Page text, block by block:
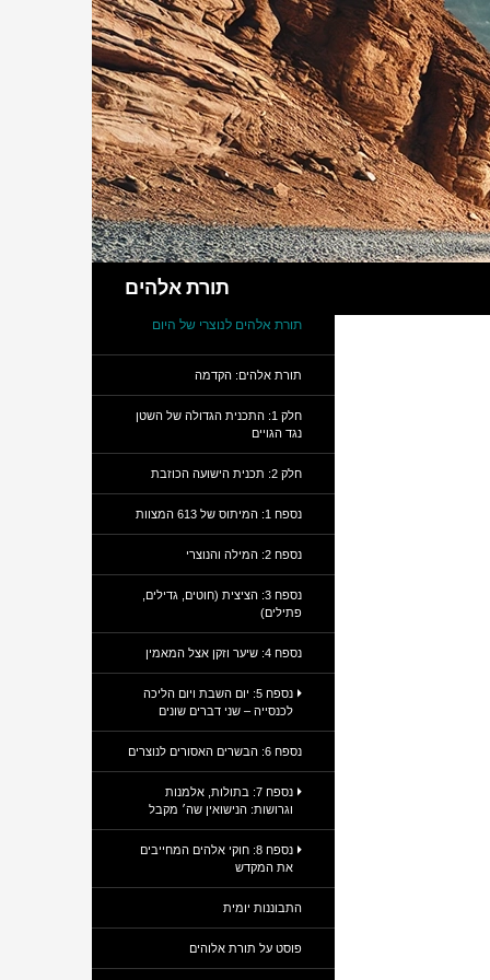
תורת אלהים
תורת אלהים לנוצרי של היום
תורת אלהים: הקדמה
חלק 1: התכנית הגדולה של השטן
נגד הגויים
חלק 2: תכנית הישועה הכוזבת
נספח 1: המיתוס של 613 המצוות
נספח 2: המילה והנוצרי
נספח 3: הציצית (חוטים, גדילים,
פתילים)
נספח 4: שיער וזקן אצל המאמין
נספח 5: יום השבת ויום הליכה
לכנסייה – שני דברים שונים
נספח 6: הבשרים האסורים לנוצרים
נספח 7: בתולות, אלמנות
וגרושות: הנישואין שה׳ מקבל
נספח 8: חוקי אלהים המחייבים
את המקדש
התבוננות יומית
פוסט על תורת אלוהים